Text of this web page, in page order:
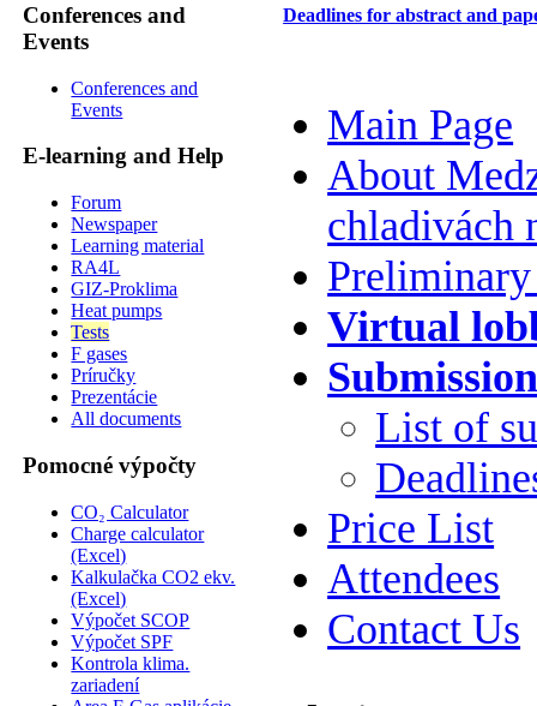
Conferences and
Events
Conferences and
Events
E-learning and Help
Forum
Newspaper
Learning material
RA4L
GIZ-Proklima
Heat pumps
Tests
F gases
Príručky
Prezentácie
All documents
Pomocné výpočty
CO₂ Calculator
Charge calculator
(Excel)
Kalkulačka CO2 ekv.
(Excel)
Výpočet SCOP
Výpočet SPF
Kontrola klima.
zariadení
Deadlines for abstract and
Main Page
About
chladivách
Virtual
List of
Price List
Attendees
Contact Us